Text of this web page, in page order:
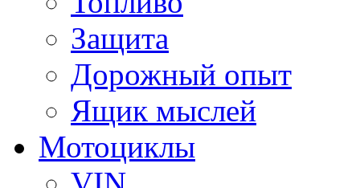
Защита
Дорожный опыт
Ящик мыслей
Мотоциклы